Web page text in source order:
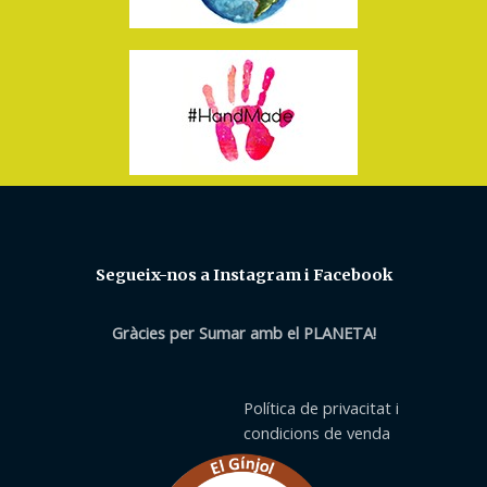
Segueix-nos a Instagram i Facebook
Gràcies per Sumar amb el PLANETA!
Política de privacitat i
condicions de venda